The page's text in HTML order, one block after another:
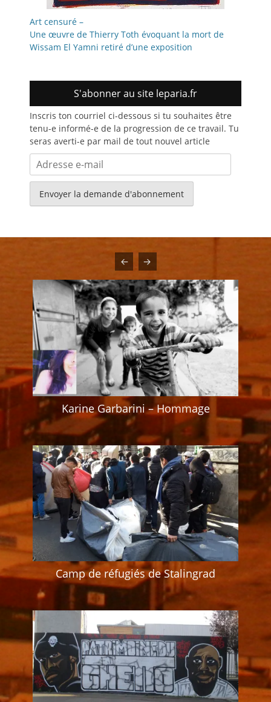
Art censuré –
Une œuvre de Thierry Toth évoquant la mort de
Wissam El Yamni retiré d’une exposition
S'abonner au site leparia.fr
Inscris ton courriel ci-dessous si tu souhaites être
tenu-e informé-e de la progression de ce travail. Tu
seras averti-e par mail de tout nouvel article
Adresse
e-
mail
Karine Garbarini – Hommage
Camp de réfugiés de Stalingrad